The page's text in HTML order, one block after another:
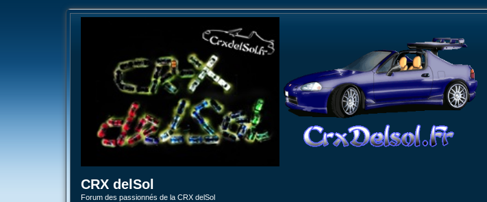
CRX delSol
Forum des passionnés de la CRX delSol